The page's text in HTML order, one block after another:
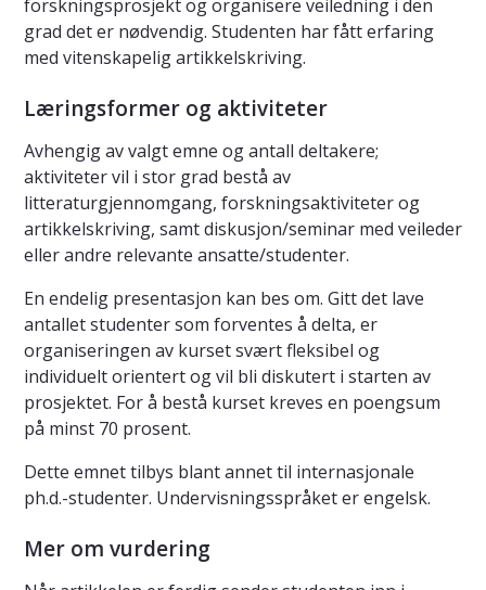
forskningsprosjekt og organisere veiledning i den
grad det er nødvendig. Studenten har fått erfaring
med vitenskapelig artikkelskriving.
Læringsformer og aktiviteter
Avhengig av valgt emne og antall deltakere;
aktiviteter vil i stor grad bestå av
litteraturgjennomgang, forskningsaktiviteter og
artikkelskriving, samt diskusjon/seminar med veileder
eller andre relevante ansatte/studenter.
En endelig presentasjon kan bes om. Gitt det lave
antallet studenter som forventes å delta, er
organiseringen av kurset svært fleksibel og
individuelt orientert og vil bli diskutert i starten av
prosjektet. For å bestå kurset kreves en poengsum
på minst 70 prosent.
Dette emnet tilbys blant annet til internasjonale
ph.d.-studenter. Undervisningsspråket er engelsk.
Mer om vurdering